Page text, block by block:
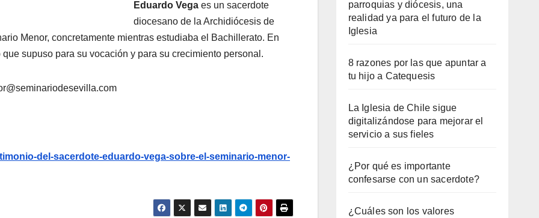
Eduardo Vega es un sacerdote
diocesano de la Archidiócesis de
Menor, concretamente mientras estudiaba el Bachillerato. En
supuso para su vocación y para su crecimiento personal.
del-sacerdote-eduardo-vega-sobre-el-seminario-menor-
parroquias y diócesis, una
realidad ya para el futuro de la
Iglesia
8 razones por las que apuntar a
tu hijo a Catequesis
La Iglesia de Chile sigue
digitalizándose para mejorar el
servicio a sus fieles
¿Por qué es importante
confesarse con un sacerdote?
¿Cuáles son los valores